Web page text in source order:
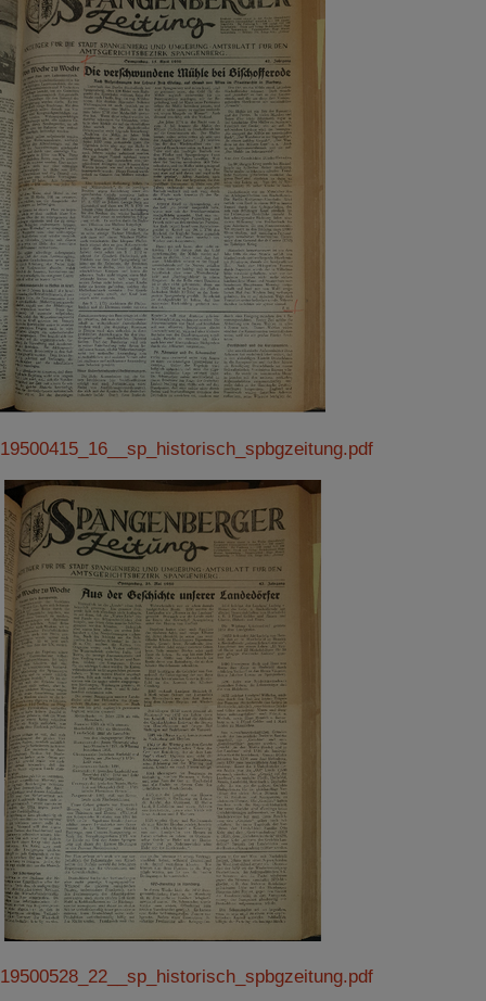
19500415_16__sp_historisch_spbgzeitung.pdf
19500528_22__sp_historisch_spbgzeitung.pdf